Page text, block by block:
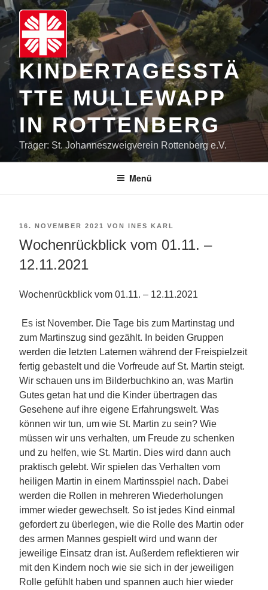
Zum
Inhalt
springen
KINDERTAGESSTÄ
TTE MULLEWAPP
IN ROTTENBERG
Träger: St. Johanneszweigverein Rottenberg e.V.
Menü
VERÖFFENTLICHT
AM
16. NOVEMBER 2021 VON INES KARL
Wochenrückblick vom 01.11. –
12.11.2021
Wochenrückblick vom 01.11. – 12.11.2021
Es ist November. Die Tage bis zum Martinstag und
zum Martinszug sind gezählt. In beiden Gruppen
werden die letzten Laternen während der Freispielzeit
fertig gebastelt und die Vorfreude auf St. Martin steigt.
Wir schauen uns im Bilderbuchkino an, was Martin
Gutes getan hat und die Kinder übertragen das
Gesehene auf ihre eigene Erfahrungswelt. Was
können wir tun, um wie St. Martin zu sein? Wie
müssen wir uns verhalten, um Freude zu schenken
und zu helfen, wie St. Martin. Dies wird dann auch
praktisch gelebt. Wir spielen das Verhalten vom
heiligen Martin in einem Martinsspiel nach. Dabei
werden die Rollen in mehreren Wiederholungen
immer wieder gewechselt. So ist jedes Kind einmal
gefordert zu überlegen, wie die Rolle des Martin oder
des armen Mannes gespielt wird und wann der
jeweilige Einsatz dran ist. Außerdem reflektieren wir
mit den Kindern noch wie sie sich in der jeweiligen
Rolle gefühlt haben und spannen auch hier wieder